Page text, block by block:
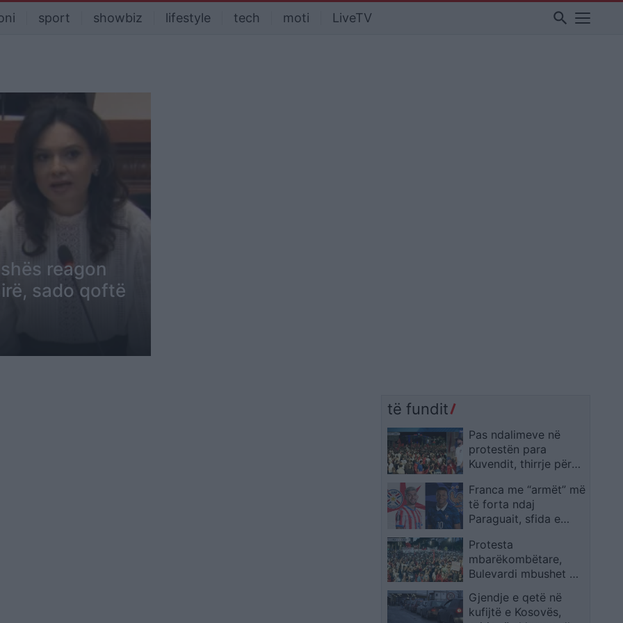
sport showbiz lifestyle tech moti LiveTV search
reagon
sado qoftë
të fundit
Pas ndalimeve në
protestën para
Kuvendit, thirrje për
09:00 para Gjykatës
së Tiranës
Franca me “armët” më
të forta ndaj
Paraguait, sfida e
(FORMACIONET
ZYRTARE)
Protesta
mbarëkombëtare,
Bulevardi mbushet me
ndriçojnë
Kryeministrinë, thirrje
Gjendje e qetë në
kufijtë e Kosovës,